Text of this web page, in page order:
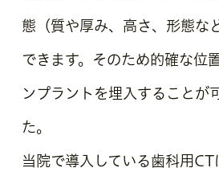
態（質や厚み、高さ、形態な
できます。そのため的確な位
ンプラントを埋入することが
た。
当院で導入している歯科用